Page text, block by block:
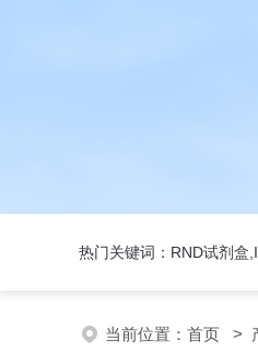
热门关键词：RND试剂盒
当前位置： 首页 >